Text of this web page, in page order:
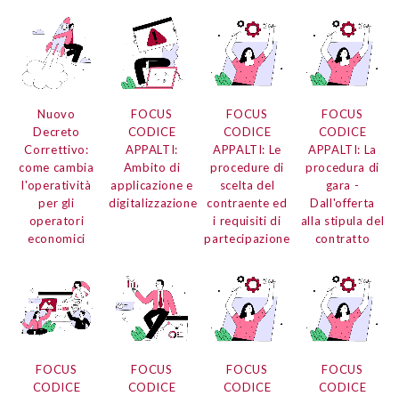
Nuovo
Decreto
Correttivo:
come cambia
l'operatività
per gli
operatori
economici
FOCUS
CODICE
APPALTI:
Ambito di
applicazione e
digitalizzazione
FOCUS
CODICE
APPALTI: Le
procedure di
scelta del
contraente ed
i requisiti di
partecipazione
FOCUS
CODICE
APPALTI: La
procedura di
gara -
Dall'offerta
alla stipula del
contratto
FOCUS
CODICE
FOCUS
CODICE
FOCUS
CODICE
FOCUS
CODICE